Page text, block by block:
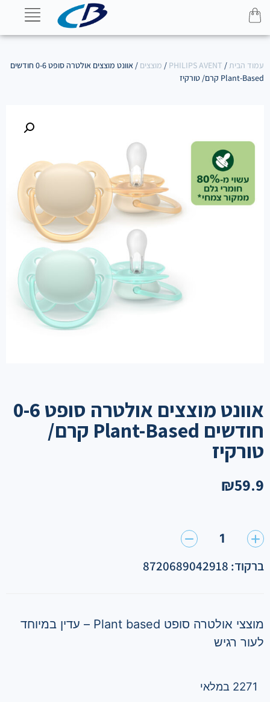
עמוד הבית/
PHILIPS AVENT
/ מוצצים
/ אוונט מוצצים אולטרה סופט 0-6 חודשים
Plant-Based קרם/ טורקיז
אוונט מוצצים אולטרה סופט 0-6
חודשים Plant-Based קרם/
טורקיז
₪59.9
1
ברקוד: 8720689042918
מוצצי אולטרה סופט Plant based – עדין במיוחד
לעור רגיש
2271 במלאי